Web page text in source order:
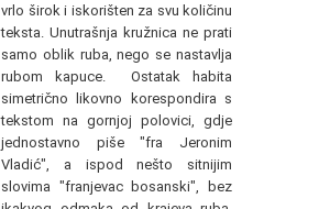
vrlo širok i iskorišten za svu količinu
teksta. Unutrašnja kružnica ne prati
samo oblik ruba, nego se nastavlja
rubom kapuce. Ostatak habita
simetrično likovno korespondira s
tekstom na gornjoj polovici, gdje
jednostavno piše "fra Jeronim
Vladić", a ispod nešto sitnijim
slovima "franjevac bosanski", bez